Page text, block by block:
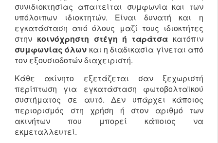
συνιδιοκτησίας απαιτείται συμφωνία και των
υπόλοιπων ιδιοκτητών. Είναι δυνατή και η
εγκατάσταση από όλους μαζί τους ιδιοκτήτες
στην κοινόχρηστη στέγη ή ταράτσα κατόπιν
συμφωνίας όλων και η διαδικασία γίνεται από
τον εξουσιοδοτών διαχειριστή.
Κάθε ακίνητο εξετάζεται σαν ξεχωριστή
περίπτωση για εγκατάσταση φωτοβολταϊκού
συστήματος σε αυτό. Δεν υπάρχει κάποιος
περιορισμός στη χρήση ή στον αριθμό των
ακινήτων που μπορεί κάποιος να
εκμεταλλευτεί.